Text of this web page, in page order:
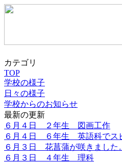
カテゴリ
TOP
学校の様子
日々の様子
学校からのお知らせ
最新の更新
６月４日 ２年生 図画工作
６月４日 ６年生 英語科でス
６月３日 花菖蒲が咲きました。
６月３日 ４年生 理科